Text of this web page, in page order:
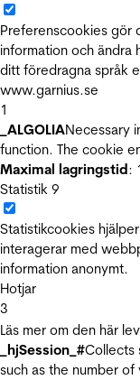
Preferenscookies gör
information och ändra
ditt föredragna språk
www.garnius.se
1
_ALGOLIANecessary
function. The cookie
Maximal lagringstid:
Statistik 9
Statistikcookies
interagerar med
information anonymt.
Hotjar
3
Läs mer om den här
_hjSession_#Collects
such as the number